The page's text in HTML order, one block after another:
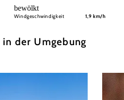
bewölkt
Windgeschwindigkeit 1,9 km/h
der Umgebung